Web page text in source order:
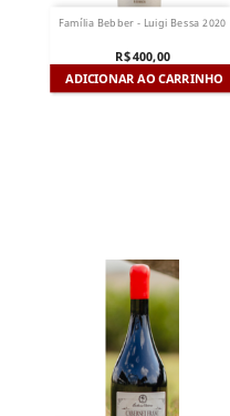
Família Bebber - Luigi Bessa 2020
R$ 400,00
ADICIONAR AO CARRINHO